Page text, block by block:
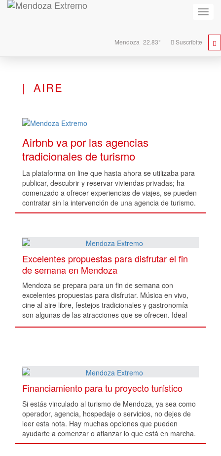
Mendoza 22.83° Suscribite
AIRE
Airbnb va por las agencias
tradicionales de turismo
La plataforma on line que hasta ahora se utilizaba para
publicar, descubrir y reservar viviendas privadas; ha
comenzado a ofrecer experiencias de viajes, se pueden
contratar sin la intervención de una agencia de turismo.
Excelentes propuestas para disfrutar el fin
de semana en Mendoza
Mendoza se prepara para un fin de semana con
excelentes propuestas para disfrutar. Música en vivo,
cine al aire libre, festejos tradicionales y gastronomía
son algunas de las atracciones que se ofrecen. Ideal
para turistas y mendocinos.
Financiamiento para tu proyecto turístico
Si estás vinculado al turismo de Mendoza, ya sea como
operador, agencia, hospedaje o servicios, no dejes de
leer esta nota. Hay muchas opciones que pueden
ayudarte a comenzar o afianzar lo que está en marcha.